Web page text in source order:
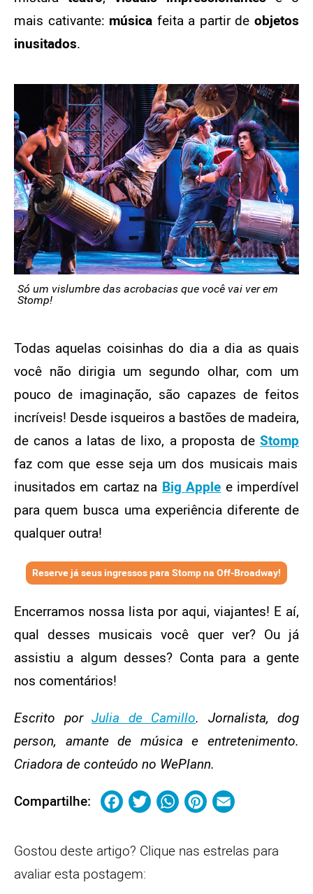
mais cativante: música feita a partir deobjetos
inusitados.
Só um vislumbre das acrobacias que você vai ver em
Stomp!
Todas aquelas coisinhas do dia a dia as quais
você não dirigia um segundo olhar, com um
pouco de imaginação, são capazes de feitos
incríveis! Desde isqueiros a bastões de madeira,
de canos a latas de lixo, a proposta de Stomp
faz com que esse seja um dos musicais mais
inusitados em cartaz na Big Apple e imperdível
para quem busca uma experiência diferente de
qualquer outra!
Reserve já seus ingressos para Stomp na Off-Broadway!
Encerramos nossa lista por aqui, viajantes! E aí,
qual desses musicais você quer ver? Ou já
assistiu a algum desses? Conta para a gente
nos comentários!
Escrito por Julia de Camillo. Jornalista, dog
person, amante de música e entretenimento.
Criadora de conteúdo no WePlann.
Compartilhe: Facebook
Twitter
WhatsApp
Pinterest
Gostou deste artigo? Clique nas estrelas para
avaliar esta postagem: